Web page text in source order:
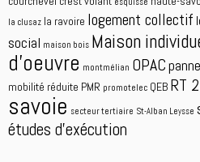
la clusaz la ravoire logement collectif
social maison bois Maison
d'oeuvre montmélian OPAC
mobilité réduite PMR promotelec QEB RT
savoie secteur tertiaire St-Alban Leysse
études d'exécution